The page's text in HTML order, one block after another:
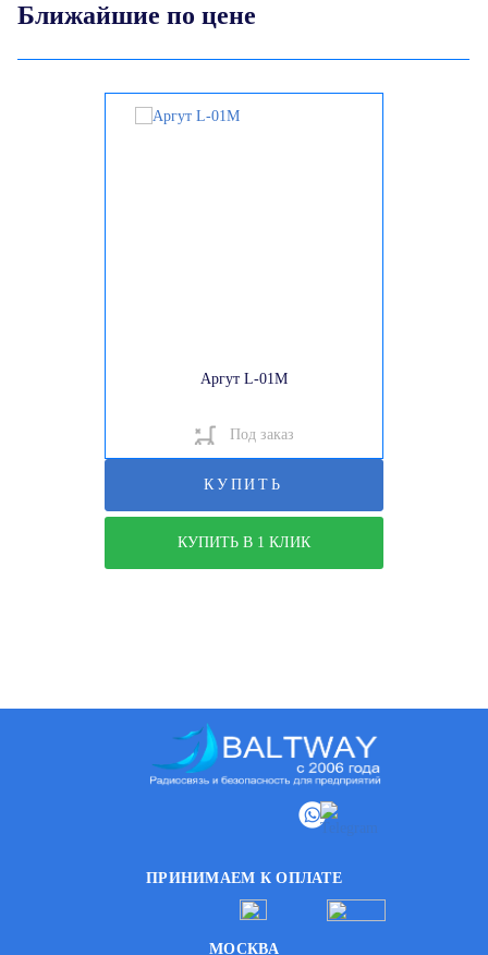
Ближайшие по цене
Аргут L-01M
Под заказ
КУПИТЬ
КУПИТЬ В 1 КЛИК
ПРИНИМАЕМ К ОПЛАТЕ
МОСКВА